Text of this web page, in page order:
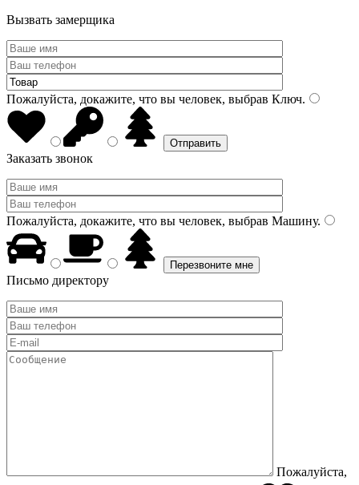
Вызвать замерщика
Пожалуйста, докажите, что вы человек, выбрав Ключ.
Заказать звонок
Пожалуйста, докажите, что вы человек, выбрав Машину.
Письмо директору
Пожалуйста,